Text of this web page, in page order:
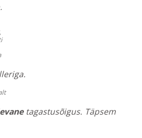
,
tagastusõigus. Täpsem